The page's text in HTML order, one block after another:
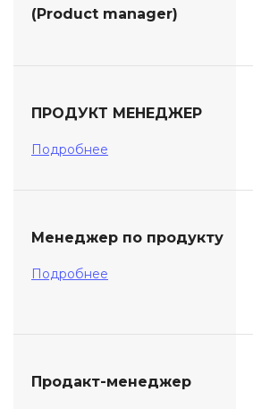
(Product manager)
ПРОДУКТ МЕНЕДЖЕР
Подробнее
Менеджер по продукту
Подробнее
Продакт-менеджер